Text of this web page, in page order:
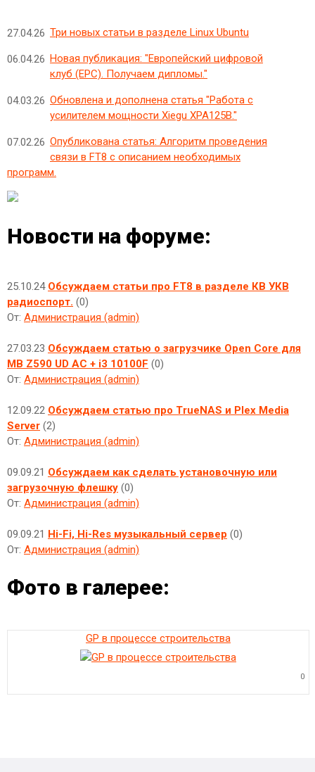
27.04.26 Три новых статьи в разделе Linux Ubuntu
06.04.26 Новая публикация: "Европейский цифровой
клуб (EPC). Получаем дипломы."
04.03.26 Обновлена и дополнена статья "Работа с
усилителем мощности Xiegu XPA125B."
07.02.26 Опубликована статья: Алгоритм проведения
связи в FT8 с описанием необходимых
программ.
Новости на форуме:
25.10.24 Обсуждаем статьи про FT8 в разделе КВ УКВ
радиоспорт. (0)
От: Администрация (admin)
27.03.23 Обсуждаем статью о загрузчике Open Core для
MB Z590 UD AC + i3 10100F (0)
От: Администрация (admin)
12.09.22 Обсуждаем статью про TrueNAS и Plex Media
Server (2)
От: Администрация (admin)
09.09.21 Обсуждаем как сделать установочную или
загрузочную флешку (0)
От: Администрация (admin)
09.09.21 Hi-Fi, Hi-Res музыкальный сервер (0)
От: Администрация (admin)
Фото в галерее:
GP в процессе строительства
0